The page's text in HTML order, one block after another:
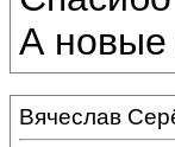
А новые
Вячеслав